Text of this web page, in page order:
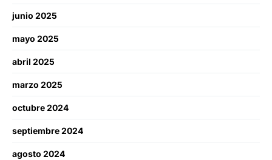
junio 2025
mayo 2025
abril 2025
marzo 2025
octubre 2024
septiembre 2024
agosto 2024